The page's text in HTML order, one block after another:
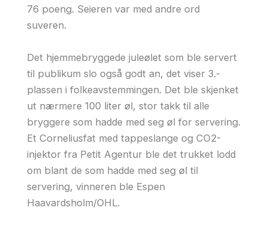
76 poeng. Seieren var med andre ord
suveren.
Det hjemmebryggede juleølet som ble servert
til publikum slo også godt an, det viser 3.-
plassen i folkeavstemmingen. Det ble skjenket
ut nærmere 100 liter øl, stor takk til alle
bryggere som hadde med seg øl for servering.
Et Corneliusfat med tappeslange og CO2-
injektor fra Petit Agentur ble det trukket lodd
om blant de som hadde med seg øl til
servering, vinneren ble Espen
Haavardsholm/OHL.